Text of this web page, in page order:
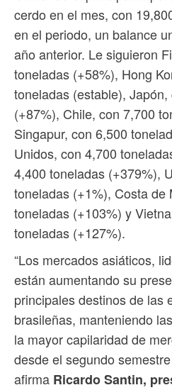
cerdo en el mes, con
en el periodo, un balance
año anterior. Le siguieron
toneladas (+58%), Hong
toneladas (estable),
(+87%), Chile, con 7,700
Singapur, con 6,500
Unidos, con 4,700
4,400 toneladas (+379%),
toneladas (+1%), Costa de
toneladas (+103%) y
toneladas (+127%).
“Los mercados asiáticos,
están aumentando su
principales destinos de las
brasileñas, manteniendo
la mayor capilaridad de
desde el segundo
afirma Ricardo Santin,